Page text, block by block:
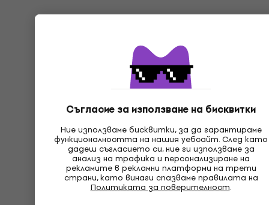
Съгласие за използване на бисквитки
Ние използваме бисквитки, за да гарантираме
функционалността на нашия уебсайт. След като
дадеш съгласието си, ние ги използваме за
анализ на трафика и персонализиране на
рекламите в рекламни платформи на трети
страни, като винаги спазваме правилата на
Политиката за поверителност.